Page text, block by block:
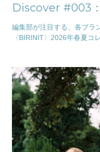
Discover #003
編集部が注目する、各ブラ
〈BIRINIT〉2026年春夏コ